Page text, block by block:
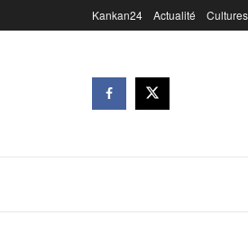
Kankan24 Actualité Cultures